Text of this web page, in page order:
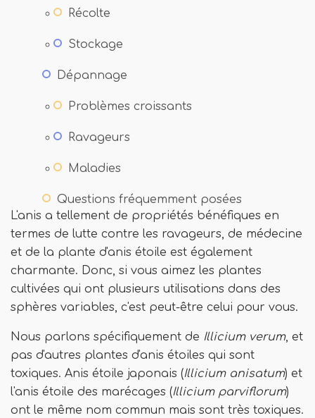
Récolte
Stockage
Dépannage
Problèmes croissants
Ravageurs
Maladies
Questions fréquemment posées
L'anis a tellement de propriétés bénéfiques en
termes de lutte contre les ravageurs, de médecine
et de la plante d'anis étoile est également
charmante. Donc, si vous aimez les plantes
cultivées qui ont plusieurs utilisations dans des
sphères variables, c'est peut-être celui pour vous.
Nous parlons spécifiquement de Illicium verum, et
pas d'autres plantes d'anis étoiles qui sont
toxiques. Anis étoile japonais (Illicium anisatum) et
l'anis étoile des marécages (Illicium parviflorum)
ont le même nom commun mais sont très toxiques.